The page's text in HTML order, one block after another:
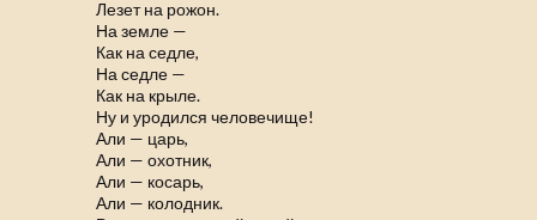
Лезет на рожон.
На земле —
Как на седле,
На седле —
Как на крыле.
Ну и уродился человечище!
Али — царь,
Али — охотник,
Али — косарь,
Али — колодник.